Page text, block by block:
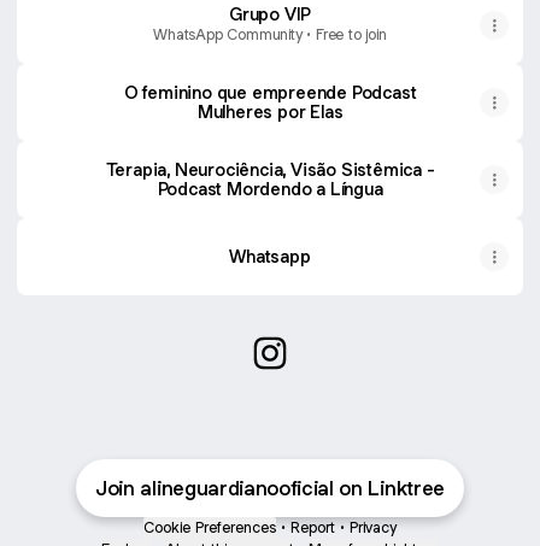
Grupo VIP
WhatsApp Community • Free to join
O feminino que empreende Podcast
Mulheres por Elas
Terapia, Neurociência, Visão Sistêmica -
Podcast Mordendo a Língua
Whatsapp
Join alineguardianooficial on Linktree
Cookie Preferences • Report • Privacy